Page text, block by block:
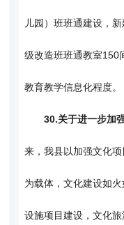
儿园）班班通建设，
级改造班班通教室150
教育教学信息化程度。
30.关于进一步加
来，我县以加强文化
为载体，文化建设如
设施项目建设，文化